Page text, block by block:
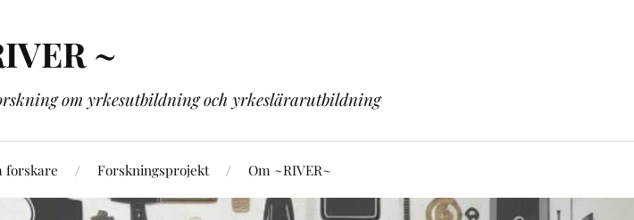
~
om yrkesutbildning och yrkeslärarutbildning
forskare Forskningsprojekt Om ~RIVER~